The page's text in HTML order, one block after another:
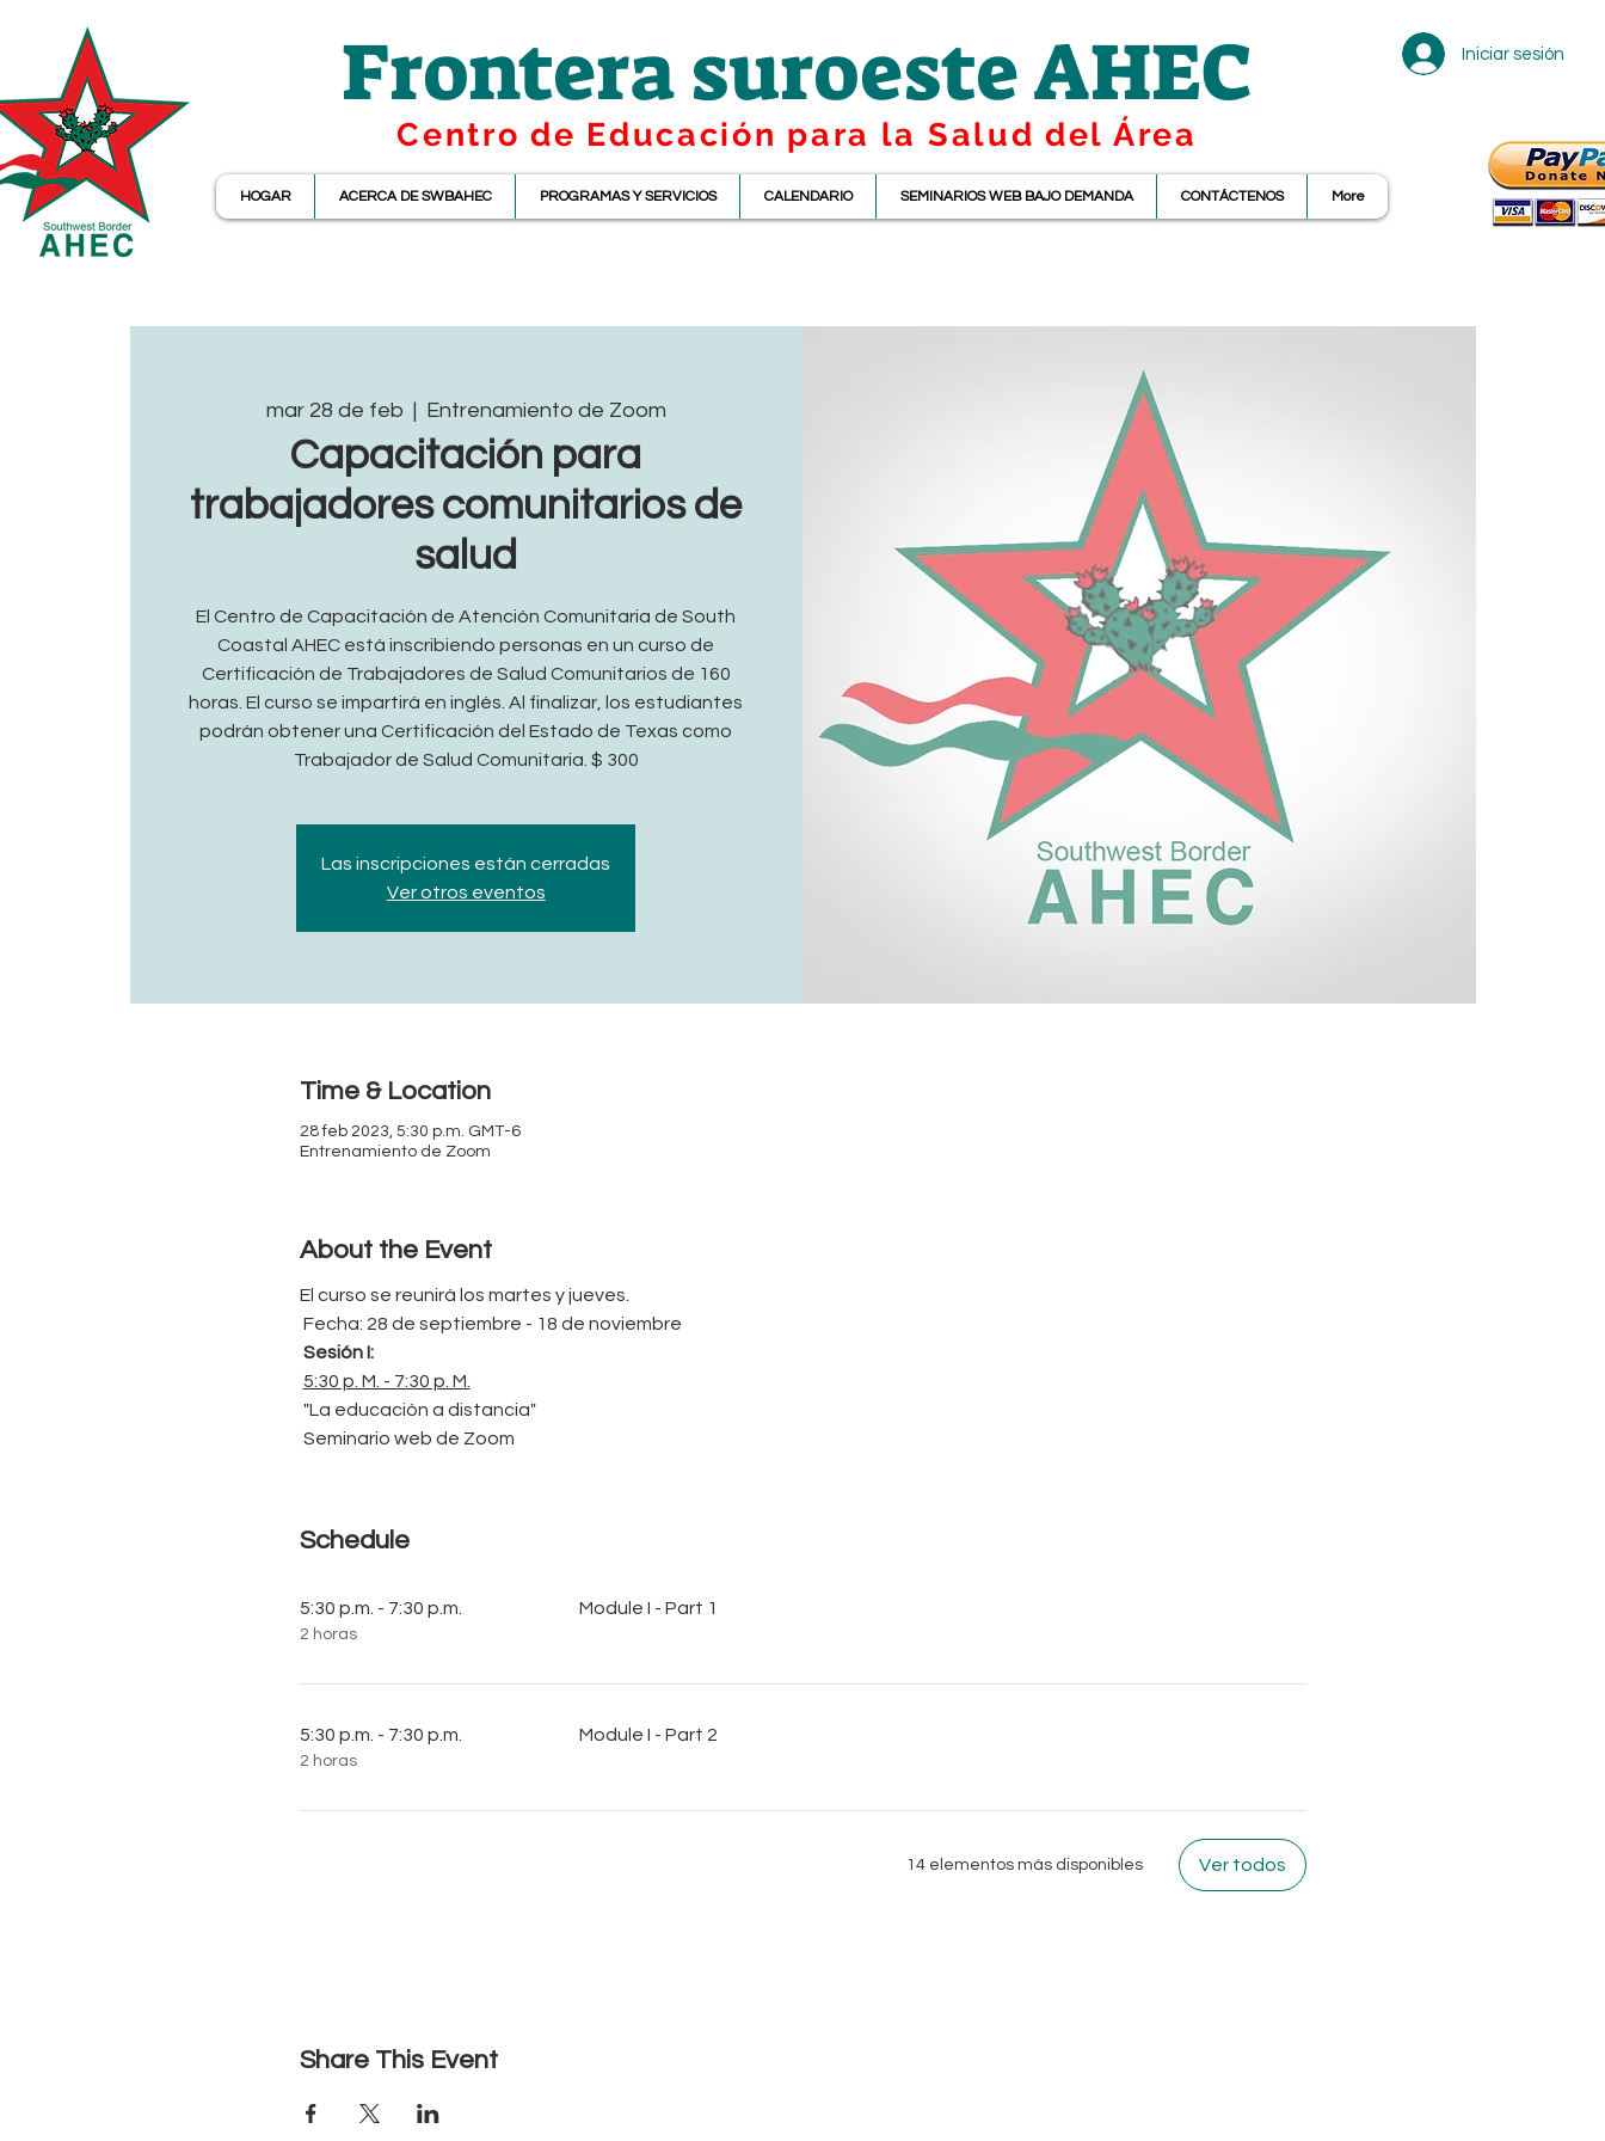
Iniciar sesión
Frontera suroeste AHEC
Centro de Educación para la Salud del Área
HOGAR ACERCA DE SWBAHEC PROGRAMAS Y SERVICIOS CALENDARIO SEMINARIOS WEB BAJO DEMANDA CONTÁCTENOS More
mar 28 de feb
  |
Entrenamiento de Zoom
Capacitación para
trabajadores comunitarios de
salud
El Centro de Capacitación de Atención Comunitaria de South
Coastal AHEC está inscribiendo personas en un curso de
Certificación de Trabajadores de Salud Comunitarios de 160
horas. El curso se impartirá en inglés. Al finalizar, los estudiantes
podrán obtener una Certificación del Estado de Texas como
Trabajador de Salud Comunitaria. $ 300
Las inscripciones están cerradas
Ver otros eventos
Time & Location
28 feb 2023, 5:30 p.m. GMT-6
Entrenamiento de Zoom
About the Event
El curso se reunirá los martes y jueves.
Fecha: 28 de septiembre - 18 de noviembre
Sesión I:
5:30 p. M. - 7:30 p. M.
"La educación a distancia"
Seminario web de Zoom
Schedule
5:30 p.m. - 7:30 p.m.
2 horas
Module I - Part 1
5:30 p.m. - 7:30 p.m.
2 horas
Module I - Part 2
14 elementos más disponibles Ver todos
Share This Event